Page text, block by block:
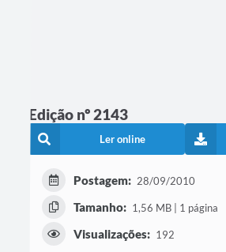
Edição nº 2143
Ler online
Postagem: 28/09/2010
Tamanho: 1,56 MB | 1 página
Visualizações: 192